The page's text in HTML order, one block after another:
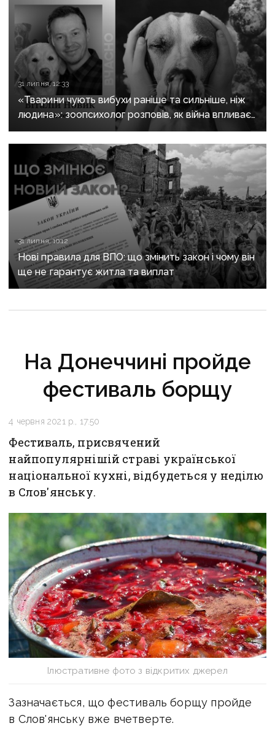
31 липня, 12:33
«Тварини чують вибухи раніше та сильніше, ніж
людина»: зоопсихолог розповів, як війна впливає
на домашніх улюбленців
31 липня, 10:12
Нові правила для ВПО: що змінить закон і чому він
ще не гарантує житла та виплат
На Донеччині пройде
фестиваль борщу
4 червня 2021 р., 17:50
Фестиваль, присвячений
найпопулярнішій страві української
національної кухні, відбудеться у неділю
в Слов'янську.
Ілюстративне фото з відкритих джерел
Зазначається, що фестиваль борщу пройде
в Слов'янську вже вчетверте.